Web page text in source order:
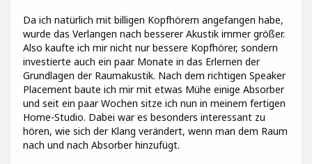
Da ich natürlich mit billigen Kopfhörern angefangen habe,
wurde das Verlangen nach besserer Akustik immer größer.
Also kaufte ich mir nicht nur bessere Kopfhörer, sondern
investierte auch ein paar Monate in das Erlernen der
Grundlagen der Raumakustik. Nach dem richtigen Speaker
Placement baute ich mir mit etwas Mühe einige Absorber
und seit ein paar Wochen sitze ich nun in meinem fertigen
Home-Studio. Dabei war es besonders interessant zu
hören, wie sich der Klang verändert, wenn man dem Raum
nach und nach Absorber hinzufügt.